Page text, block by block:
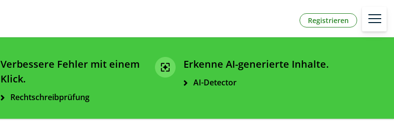
Registrieren
Verbessere Fehler mit einem
Klick.
Rechtschreibprüfung
Erkenne AI-generierte Inhalte.
AI-Detector